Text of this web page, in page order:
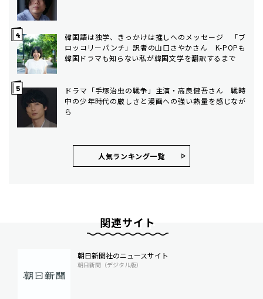
韓国語は独学、きっかけは推しへのメッセージ 「ブ
ロッコリーパンチ」訳者の山口さやかさん K-POPも
韓国ドラマも知らない私が韓国文学を翻訳するまで
ドラマ「手塚治虫の戦争」主演・高良健吾さん 戦時
中の少年時代の厳しさと漫画への強い熱量を感じなが
ら
人気ランキング⼀覧
関連サイト
朝日新聞社のニュースサイト
朝日新聞（デジタル版）